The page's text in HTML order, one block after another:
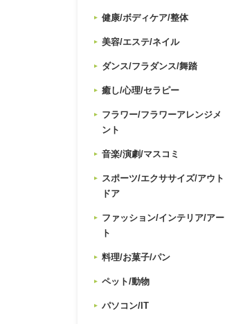
健康/ボディケア/整体
美容/エステ/ネイル
ダンス/フラダンス/舞踏
癒し/心理/セラピー
フラワー/フラワーアレンジメ
ント
音楽/演劇/マスコミ
スポーツ/エクササイズ/アウト
ドア
ファッション/インテリア/アー
ト
料理/お菓子/パン
ペット/動物
パソコン/IT